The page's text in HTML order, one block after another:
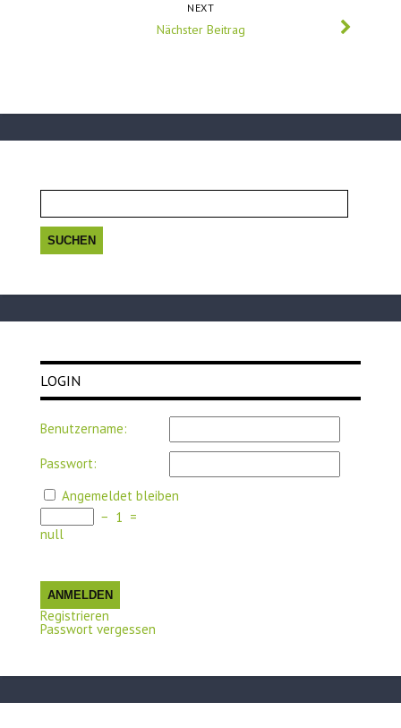
NEXT
Nächster Beitrag
nach:
LOGIN
Benutzername:
Passwort:
Angemeldet bleiben
− 1 =
null
ANMELDEN
Registrieren
Passwort vergessen